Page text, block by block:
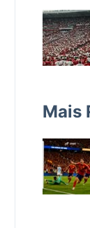
Mais